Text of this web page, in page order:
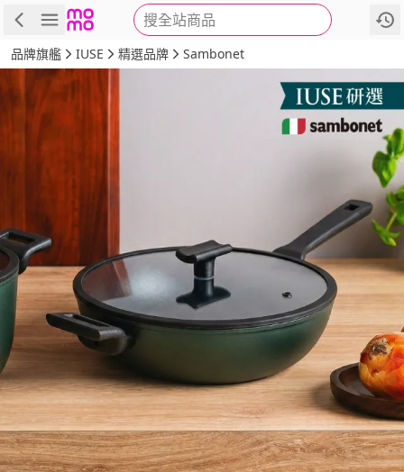
搜全站商品
商品 評價 詳情
品牌旗艦 IUSE 精選品牌 Sambonet